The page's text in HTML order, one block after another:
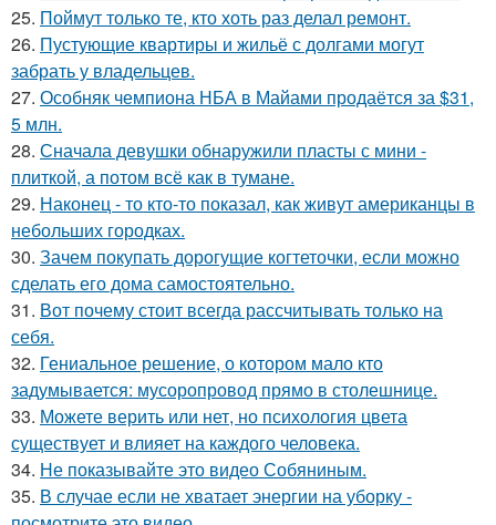
25. Поймут только те, кто хоть раз делал ремонт.
26. Пустующие квартиры и жильё с долгами могут
забрать у владельцев.
27. Особняк чемпиона НБА в Майами продаётся за $31,
5 млн.
28. Сначала девушки обнаружили пласты с мини -
плиткой, а потом всё как в тумане.
29. Наконец - то кто-то показал, как живут американцы в
небольших городках.
30. Зачем покупать дорогущие когтеточки, если можно
сделать его дома самостоятельно.
31. Вот почему стоит всегда рассчитывать только на
себя.
32. Гениальное решение, о котором мало кто
задумывается: мусоропровод прямо в столешнице.
33. Можете верить или нет, но психология цвета
существует и влияет на каждого человека.
34. Не показывайте это видео Собяниным.
35. В случае если не хватает энергии на уборку -